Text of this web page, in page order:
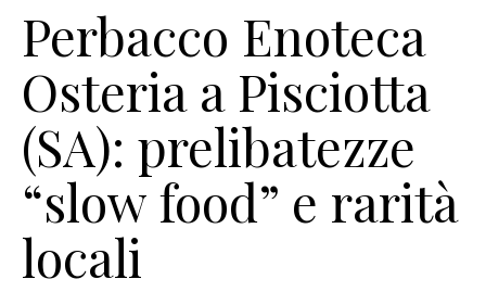
Perbacco Enoteca
Osteria a Pisciotta
(SA): prelibatezze
“slow food” e rarità
locali